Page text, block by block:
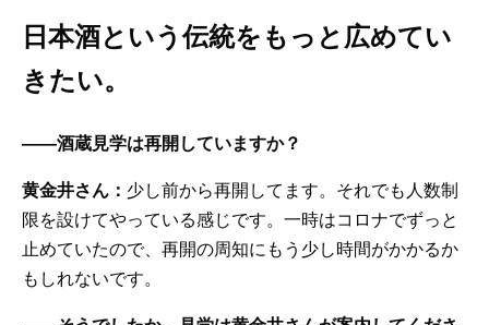
日本酒という伝統をもっと広めてい
きたい。
——酒蔵見学は再開していますか？
黄金井さん： 少し前から再開してます。それでも人数制
限を設けてやっている感じです。一時はコロナでずっと
止めていたので、再開の周知にもう少し時間がかかるか
もしれないです。